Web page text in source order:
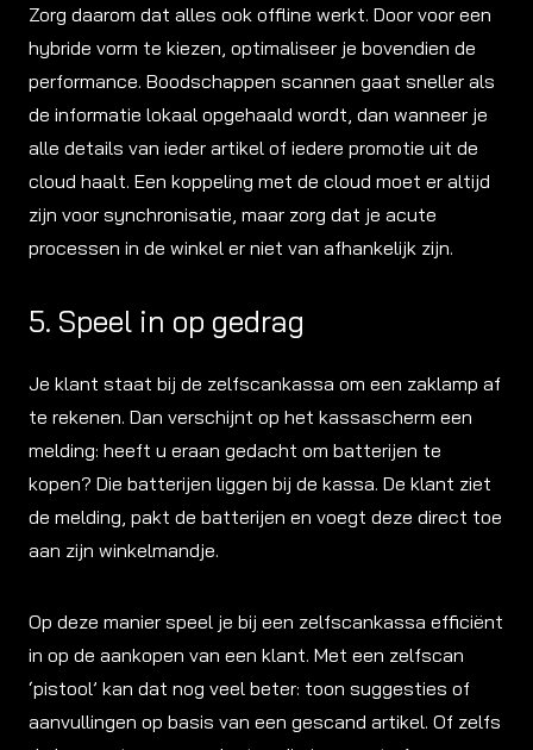
Zorg daarom dat alles ook offline werkt. Door voor een
hybride vorm te kiezen, optimaliseer je bovendien de
performance. Boodschappen scannen gaat sneller als
de informatie lokaal opgehaald wordt, dan wanneer je
alle details van ieder artikel of iedere promotie uit de
cloud haalt. Een koppeling met de cloud moet er altijd
zijn voor synchronisatie, maar zorg dat je acute
processen in de winkel er niet van afhankelijk zijn.
5. Speel in op gedrag
Je klant staat bij de zelfscankassa om een zaklamp af
te rekenen. Dan verschijnt op het kassascherm een
melding: heeft u eraan gedacht om batterijen te
kopen? Die batterijen liggen bij de kassa. De klant ziet
de melding, pakt de batterijen en voegt deze direct toe
aan zijn winkelmandje.
Op deze manier speel je bij een zelfscankassa efficiënt
in op de aankopen van een klant. Met een zelfscan
‘pistool’ kan dat nog veel beter: toon suggesties of
aanvullingen op basis van een gescand artikel. Of zelfs